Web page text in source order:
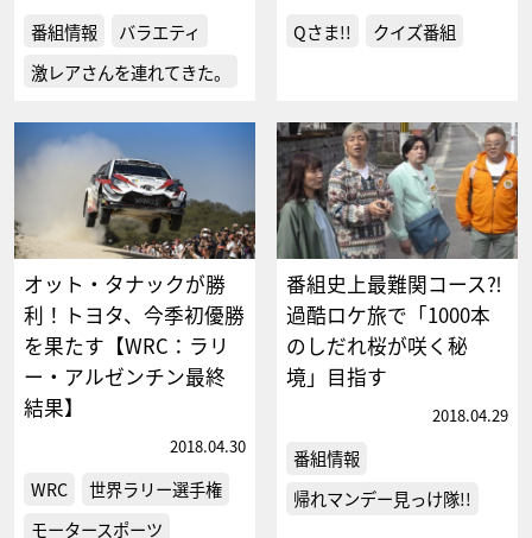
番組情報
バラエティ
激レアさんを連れてきた。
Qさま!! クイズ番組
オット・タナックが勝
利！トヨタ、今季初優勝
を果たす【WRC：ラリ
ー・アルゼンチン最終
結果】
2018.04.30
WRC
世界ラリー選手権
モータースポーツ
番組史上最難関コース⁈
過酷ロケ旅で「1000本
のしだれ桜が咲く秘
境」目指す
2018.04.29
番組情報
帰れマンデー見っけ隊!!